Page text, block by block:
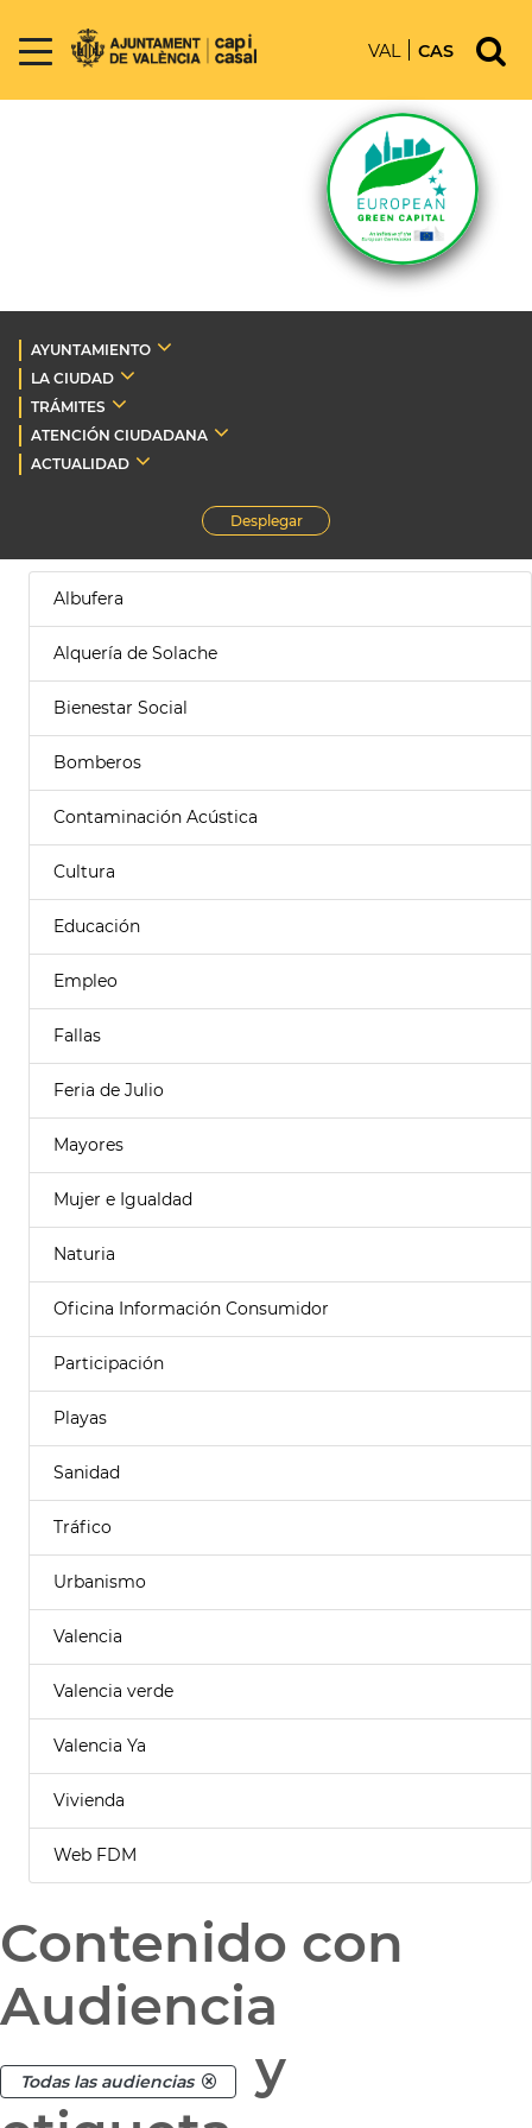
VAL CAS
AYUNTAMIENTO
LA CIUDAD
TRÁMITES
ATENCIÓN CIUDADANA
ACTUALIDAD
Desplegar
Albufera
Alquería de Solache
Bienestar Social
Bomberos
Contaminación Acústica
Cultura
Educación
Empleo
Fallas
Feria de Julio
Mayores
Mujer e Igualdad
Naturia
Oficina Información Consumidor
Participación
Playas
Sanidad
Tráfico
Urbanismo
Valencia
Valencia verde
Valencia Ya
Vivienda
Web FDM
Contenido con
Audiencia
Todas las audiencias
y